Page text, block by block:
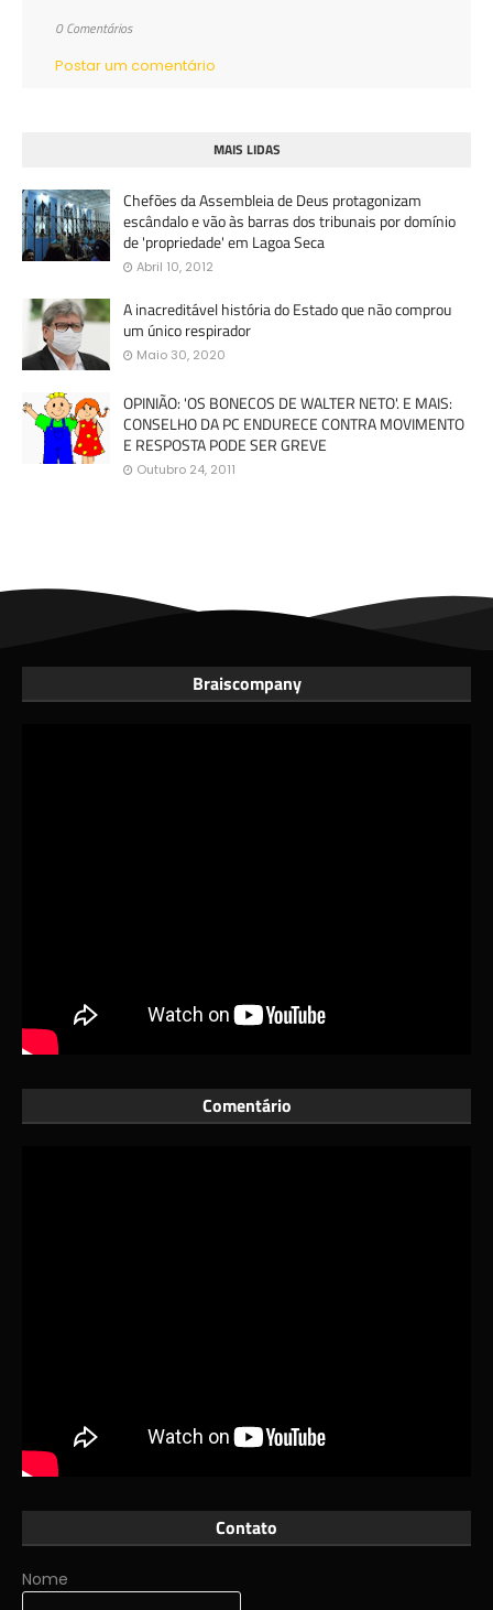
0 Comentários
Postar um comentário
MAIS LIDAS
Chefões da Assembleia de Deus protagonizam
escândalo e vão às barras dos tribunais por domínio
de 'propriedade' em Lagoa Seca
Abril 10, 2012
A inacreditável história do Estado que não comprou
um único respirador
Maio 30, 2020
OPINIÃO: 'OS BONECOS DE WALTER NETO'. E MAIS:
CONSELHO DA PC ENDURECE CONTRA MOVIMENTO
E RESPOSTA PODE SER GREVE
Outubro 24, 2011
Braiscompany
Comentário
Contato
Nome